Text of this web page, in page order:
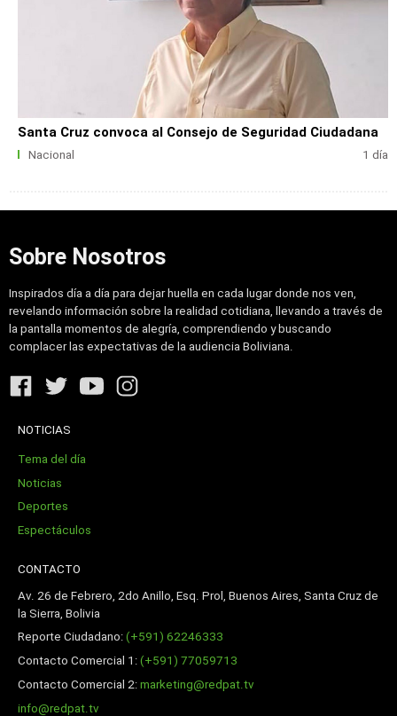
Santa Cruz convoca al Consejo de Seguridad Ciudadana
Nacional 1 día
Sobre Nosotros
Inspirados día a día para dejar huella en cada lugar donde nos ven,
revelando información sobre la realidad cotidiana, llevando a través de
la pantalla momentos de alegría, comprendiendo y buscando
complacer las expectativas de la audiencia Boliviana.
NOTICIAS
Tema del día
Noticias
Deportes
Espectáculos
CONTACTO
Av. 26 de Febrero, 2do Anillo, Esq. Prol, Buenos Aires, Santa Cruz de
la Sierra, Bolivia
Reporte Ciudadano:(+591) 62246333
Contacto Comercial 1:(+591) 77059713
Contacto Comercial 2:marketing@redpat.tv
info@redpat.tv